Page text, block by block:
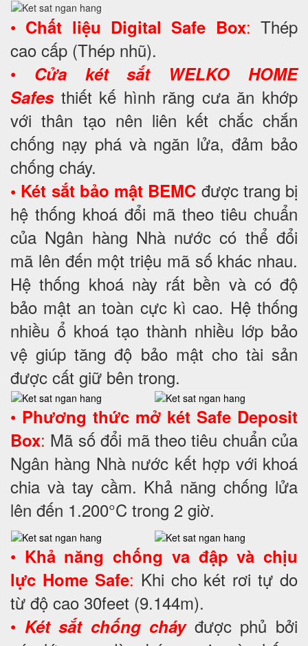
• Chất liệu Digital Safe Box: Thép
cao cấp (Thép nhũ).
• Cửa két sắt WELKO HOME
Safesthiết kế hình răng cưa ăn khớp
với thân tạo nên liên kết chắc chắn
chống nạy phá và ngăn lửa, đảm bảo
chống cháy.
• Két sắt bảo mật BEMC được trang bị
hệ thống khoá đổi mã theo tiêu chuẩn
của Ngân hàng Nhà nước có thể đổi
mã lên đến một triệu mã số khác nhau.
Hệ thống khoá này rất bền và có độ
bảo mật an toàn cực kì cao. Hệ thống
nhiều ổ khoá tạo thành nhiều lớp bảo
vệ giúp tăng độ bảo mật cho tài sản
được cất giữ bên trong.
• Phương thức mở két Safe Deposit
Box: Mã số đổi mã theo tiêu chuẩn của
Ngân hàng Nhà nước kết hợp với khoá
chia và tay cầm. Khả năng chống lửa
lên đến 1.200°C trong 2 giờ.
• Khả năng chống va đập và chịu
lực Home Safe: Khi cho két rơi tự do
từ độ cao 30feet (9.144m).
• Két sắt chống cháy được phủ bởi